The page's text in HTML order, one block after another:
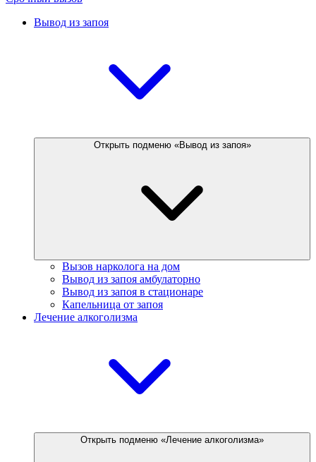
Вывод из запоя
Открыть подменю «Вывод из запоя»
Вызов нарколога на дом
Вывод из запоя амбулаторно
Вывод из запоя в стационаре
Капельница от запоя
Лечение алкоголизма
Открыть подменю «Лечение алкоголизма»